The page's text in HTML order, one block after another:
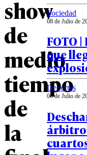
show
de
medio
tiempo
de
la
Sociedad
08 de Julio de
FOTO
que
Deportes
08 de Julio de